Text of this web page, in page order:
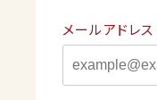
メールアドレス